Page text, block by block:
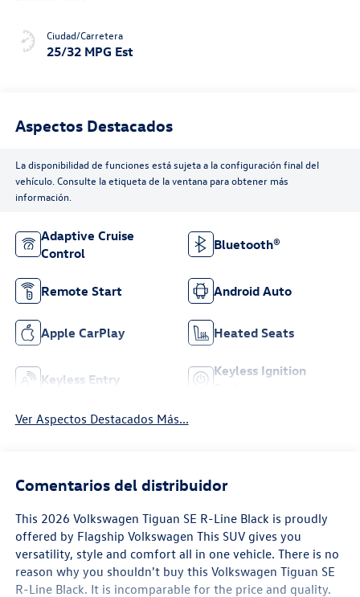
Ciudad/Carretera
25/32 MPG Est
Aspectos Destacados
La disponibilidad de funciones está sujeta a la configuración final del
vehículo. Consulte la etiqueta de la ventana para obtener más
información.
Adaptive Cruise
Control
Bluetooth®
Remote Start Android Auto
Apple CarPlay Heated Seats
Keyless Entry
Keyless Ignition
Ver Aspectos Destacados Más...
Comentarios del distribuidor
This 2026 Volkswagen Tiguan SE R-Line Black is proudly
offered by Flagship Volkswagen This SUV gives you
versatility, style and comfort all in one vehicle. There is no
reason why you shouldn't buy this Volkswagen Tiguan SE
R-Line Black. It is incomparable for the price and quality.